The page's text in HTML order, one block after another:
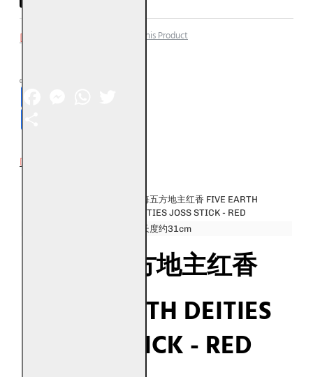
Compare this Product
福海五方地主红香 FIVE EARTH
DEITIES JOSS STICK - RED
净长度约31cm
福海五方地主红香
FIVE EARTH DEITIES
JOSS STICK - RED